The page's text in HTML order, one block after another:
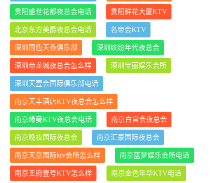
贵阳盛世花都夜总会电话 贵阳鲜花大厦KTV
北京东方美爵夜总会电话 名帝会KTV
深圳国色天香俱乐部 深圳缤纷年代夜总会
深圳帝龙城夜总会怎么样 深圳宝丽娱乐会所
深圳天壹会国际俱乐部电话
南京天丰酒店KTV夜总会怎么样
南京缘曼KTV夜总会电话 南京白宫会夜总会
南京晚妆国际夜总会 南京汇豪国际夜总会
南京天京国际ktv会所怎么样 南京蓝梦娱乐会所电话
南京王府壹号KTV怎么样 南京金色年华KTV电话